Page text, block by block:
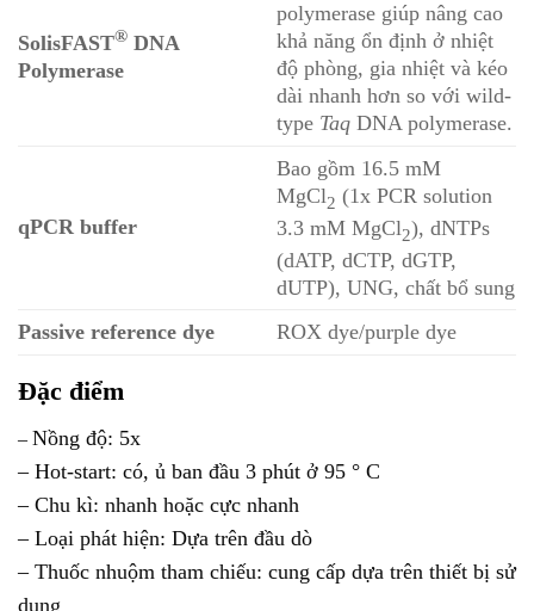
SolisFAST® DNA
Polymerase
polymerase giúp nâng cao
khả năng ổn định ở nhiệt
độ phòng, gia nhiệt và kéo
dài nhanh hơn so với wild-
type Taq DNA polymerase.
qPCR buffer
Bao gồm 16.5 mM
MgCl2 (1x PCR solution
3.3 mM MgCl2), dNTPs
(dATP, dCTP, dGTP,
dUTP), UNG, chất bổ sung
Passive reference dye
ROX dye/purple dye
Đặc điểm
– Nồng độ: 5x
– Hot-start: có, ủ ban đầu 3 phút ở 95 ° C
– Chu kì: nhanh hoặc cực nhanh
– Loại phát hiện: Dựa trên đầu dò
– Thuốc nhuộm tham chiếu: cung cấp dựa trên thiết bị sử
dụng